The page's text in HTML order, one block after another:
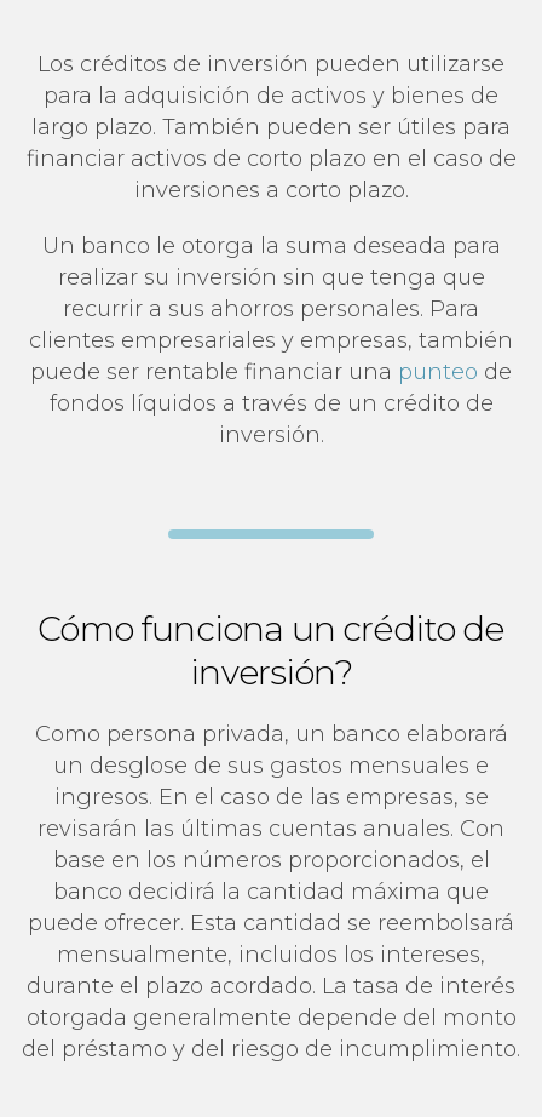
Los créditos de inversión pueden utilizarse
para la adquisición de activos y bienes de
largo plazo. También pueden ser útiles para
financiar activos de corto plazo en el caso de
inversiones a corto plazo.
Un banco le otorga la suma deseada para
realizar su inversión sin que tenga que
recurrir a sus ahorros personales. Para
clientes empresariales y empresas, también
puede ser rentable financiar una punteo de
fondos líquidos a través de un crédito de
inversión.
Cómo funciona un crédito de
inversión?
Como persona privada, un banco elaborará
un desglose de sus gastos mensuales e
ingresos. En el caso de las empresas, se
revisarán las últimas cuentas anuales. Con
base en los números proporcionados, el
banco decidirá la cantidad máxima que
puede ofrecer. Esta cantidad se reembolsará
mensualmente, incluidos los intereses,
durante el plazo acordado. La tasa de interés
otorgada generalmente depende del monto
del préstamo y del riesgo de incumplimiento.